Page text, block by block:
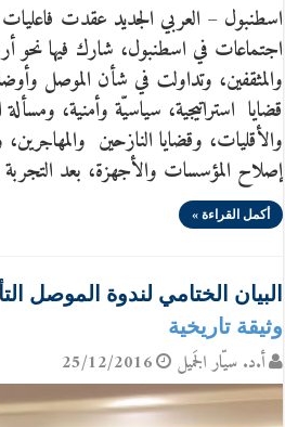
اسطنبول – العربي الجديد عقدت
اجتماعات في اسطنبول، شارك فيها نحو
والمثقفين، وتداولت في شأن الموصل
قضايا استراتيجية، سياسيّة وأمنية، ومسألة
والأقليات، وقضايا النازحين والمهاجرين،
إصلاح المؤسسات والأجهزة، بعد التجربة
أكمل القراءة »
البيان الختامي لندوة الموصل
وثيقة تاريخية
أ.د. سيّار الجَميل 25/12/2016